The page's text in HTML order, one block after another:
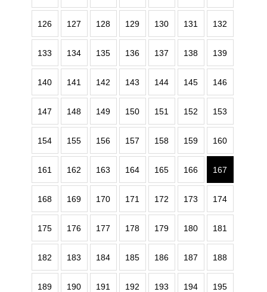
126 127 128 129 130 131 132
133 134 135 136 137 138 139
140 141 142 143 144 145 146
147 148 149 150 151 152 153
154 155 156 157 158 159 160
161 162 163 164 165 166 167
168 169 170 171 172 173 174
175 176 177 178 179 180 181
182 183 184 185 186 187 188
189 190 191 192 193 194 195